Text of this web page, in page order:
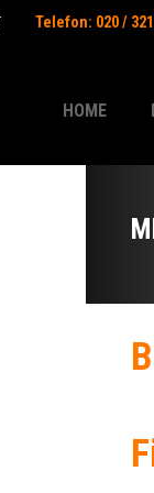
Telefon: 020 /
HOME